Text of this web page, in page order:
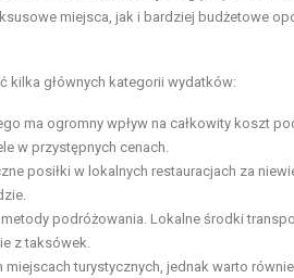
miejsca, jak i bardziej budżetowe
kilka głównych kategorii wydatków:
ma ogromny wpływ na całkowity koszt
w przystępnych cenach.
posiłki w lokalnych restauracjach za
podróżowania. Lokalne środki
z taksówek.
turystycznych, jednak warto